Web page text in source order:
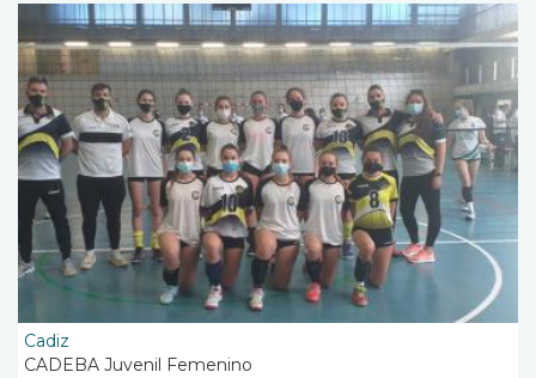
Cadiz
CADEBA Juvenil Femenino